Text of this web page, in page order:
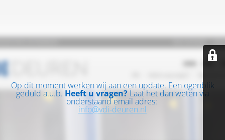
Op dit moment werken wij aan een update. Een ogenblik
geduld a.u.b. Heeft u vragen? Laat het dan weten via
onderstaand email adres:
info@vdi-deuren.nl